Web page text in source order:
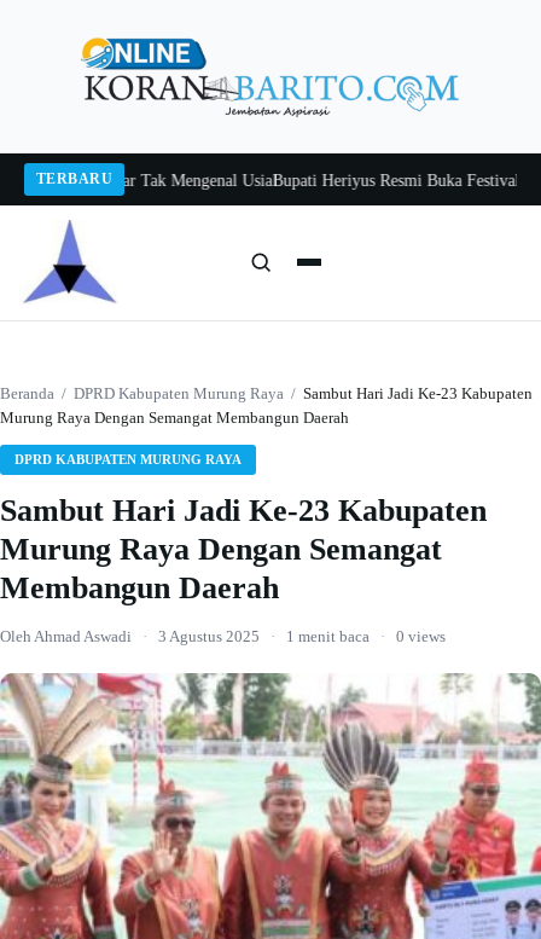
TERBARU
Itah, Belajar Tak Mengenal UsiaBupati Heriyus Resmi Buka Festival
Beranda / DPRD Kabupaten Murung Raya / Sambut Hari Jadi Ke-23 Kabupaten
Murung Raya Dengan Semangat Membangun Daerah
DPRD KABUPATEN MURUNG RAYA
Sambut Hari Jadi Ke-23 Kabupaten
Murung Raya Dengan Semangat
Membangun Daerah
Oleh Ahmad Aswadi · 3 Agustus 2025 · 1 menit baca · 0 views